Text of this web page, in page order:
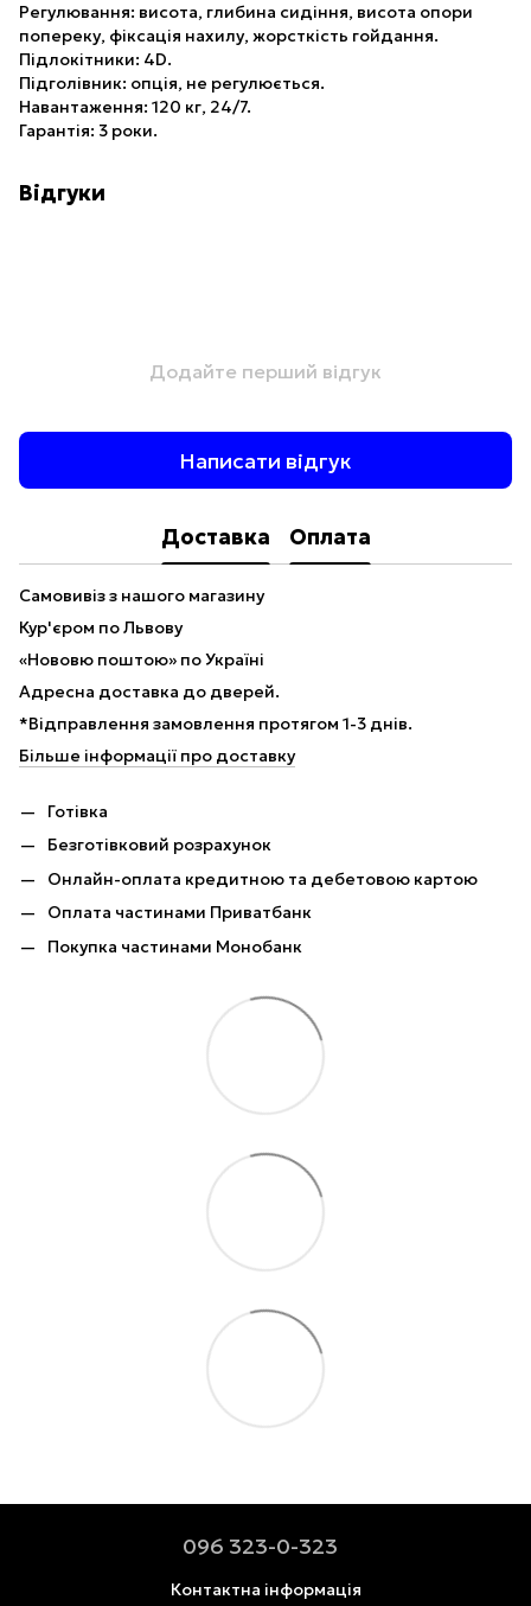
Регулювання: висота, глибина сидіння, висота опори
попереку, фіксація нахилу, жорсткість гойдання.
Підлокітники: 4D.
Підголівник: опція, не регулюється.
Навантаження: 120 кг, 24/7.
Гарантія: 3 роки.
Відгуки
Додайте перший відгук
Написати відгук
Доставка Оплата
Самовивіз з нашого магазину
Кур'єром по Львову
«Нововю поштою» по Україні
Адресна доставка до дверей.
*Відправлення замовлення протягом 1-3 днів.
Більше інформації про доставку
Готівка
Безготівковий розрахунок
Онлайн-оплата кредитною та дебетовою картою
Оплата частинами Приватбанк
Покупка частинами Монобанк
096 323-0-323
Контактна інформація